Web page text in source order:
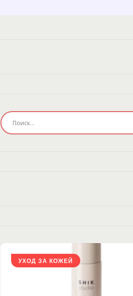
УХОД ЗА КОЖЕЙ